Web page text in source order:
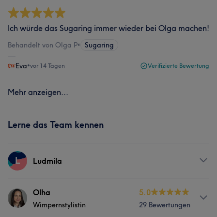
Ich würde das Sugaring immer wieder bei Olga machen!
Behandelt von Olga P• Sugaring
Eva•vor 14 Tagen Verifizierte Bewertung
Mehr anzeigen...
Lerne das Team kennen
L Ludmila
ServicesOlha
Wimpernstylistin
5.0
29 Bewertungen